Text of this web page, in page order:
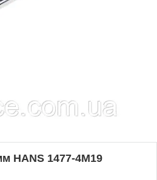
HANS 1477-4M19